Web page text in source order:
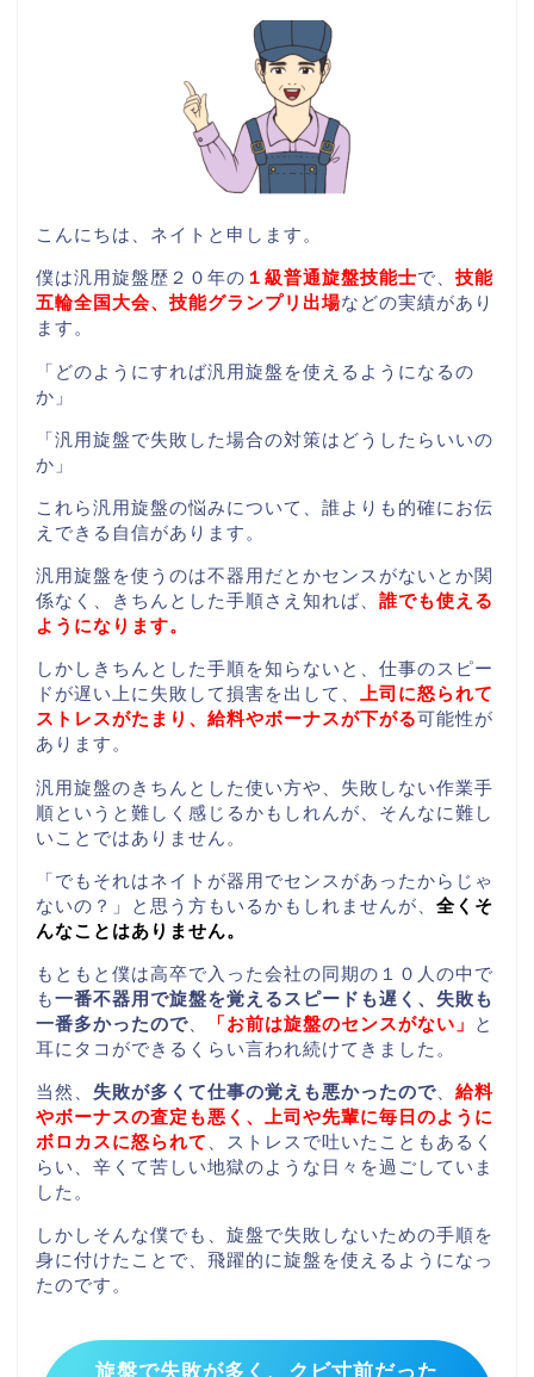
こんにちは、ネイトと申します。
僕は汎用旋盤歴２０年の １級普通旋盤技能士で、 技能
五輪全国大会、技能グランプリ出場などの実績があり
ます。
「どのようにすれば汎用旋盤を使えるようになるの
か」
「汎用旋盤で失敗した場合の対策はどうしたらいいの
か」
これら汎用旋盤の悩みについて、誰よりも的確にお伝
えできる自信があります。
汎用旋盤を使うのは不器用だとかセンスがないとか関
係なく、きちんとした手順さえ知れば、 誰でも使える
ようになります。
しかしきちんとした手順を知らないと、仕事のスピー
ドが遅い上に失敗して損害を出して、
上司に怒られて
ストレスがたまり、給料やボーナスが下がる可能性が
あります。
汎用旋盤のきちんとした使い方や、失敗しない作業手
順というと難しく感じるかもしれんが、そんなに難し
いことではありません。
「でもそれはネイトが器用でセンスがあったからじゃ
ないの？」と思う方もいるかもしれませんが、 全くそ
んなことはありません。
もともと僕は高卒で入った会社の同期の１０人の中で
も一番不器用で旋盤を覚えるスピードも遅く、失敗も
一番多かったので
「お前は旋盤のセンスがない」
と
耳にタコができるくらい言われ続けてきました。
当然、 失敗が多くて仕事の覚えも悪かったので
給料
やボーナスの査定も悪く、上司や先輩に毎日のように
ボロカスに怒られて
、ストレスで吐いたこともあるく
らい、辛くて苦しい地獄のような日々を過ごしていま
した。
しかしそんな僕でも、旋盤で失敗しないための手順を
身に付けたことで、飛躍的に旋盤を使えるようになっ
たのです。
旋盤で失敗が多く、クビ寸前だった